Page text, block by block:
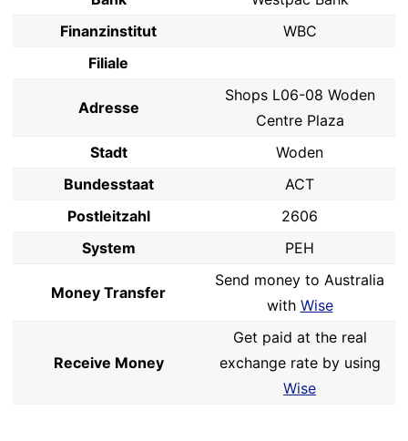
Finanzinstitut
WBC
Filiale
Adresse
Shops L06-08 Woden
Centre Plaza
Stadt
Woden
Bundesstaat
ACT
Postleitzahl
2606
System
PEH
Money Transfer
Send money to Australia
with Wise
Receive Money
Get paid at the real
exchange rate by using
Wise